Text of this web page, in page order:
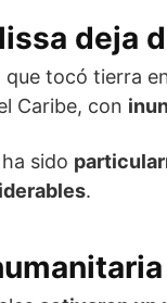
deja
que tocó tierra
Caribe, con
sido
.